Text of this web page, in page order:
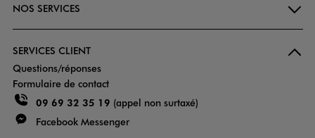
NOS SERVICES
SERVICES CLIENT
Questions/réponses
Formulaire de contact
09 69 32 35 19 (appel non surtaxé)
Facebook Messenger